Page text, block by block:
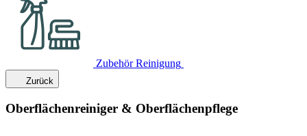
Zubehör Reinigung
Zurück
Oberflächenreiniger & Oberflächenpflege